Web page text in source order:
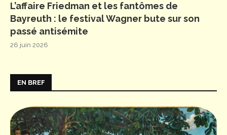
L’affaire Friedman et les fantômes de
Bayreuth : le festival Wagner bute sur son
passé antisémite
26 juin 2026
EN BREF